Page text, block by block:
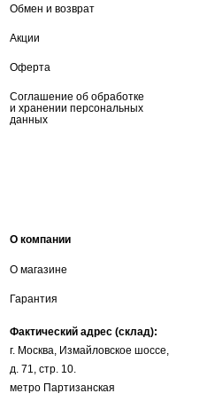
Обмен и возврат
Акции
Оферта
Соглашение об обработке
и хранении персональных
данных
О компании
О магазине
Гарантия
Фактический адрес (склад):
г. Москва, Измайловское шоссе,
д. 71, стр. 10.
метро Партизанская